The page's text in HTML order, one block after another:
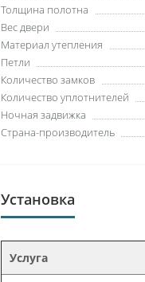
Толщина полотна
Вес двери
Материал утепления
Петли
Количество замков
Количество уплотнителей
Ночная задвижка
Страна-производитель
Установка
Услуга